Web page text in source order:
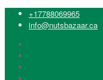
+17788069965
info@nutsbazaar.ca